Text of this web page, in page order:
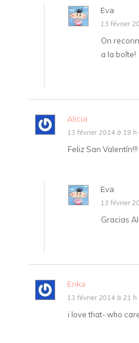
Eva
13 février
On
a la boîte!
Alicia
13 février 2014 à 19 h
Feliz San Valentín!!!
Eva
13 février
Gracias
Erika
13 février 2014 à 21 h
i love that- who